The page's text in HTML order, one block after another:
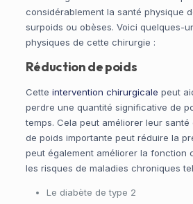
considérablement la santé physique
surpoids ou obèses. Voici quelques-
physiques de cette chirurgie :
Réduction de poids
Cette intervention chirurgicale peut
perdre une quantité significative de
temps. Cela peut améliorer leur santé
de poids importante peut réduire la
peut également améliorer la fonction
les risques de maladies chroniques
Le diabète de type 2